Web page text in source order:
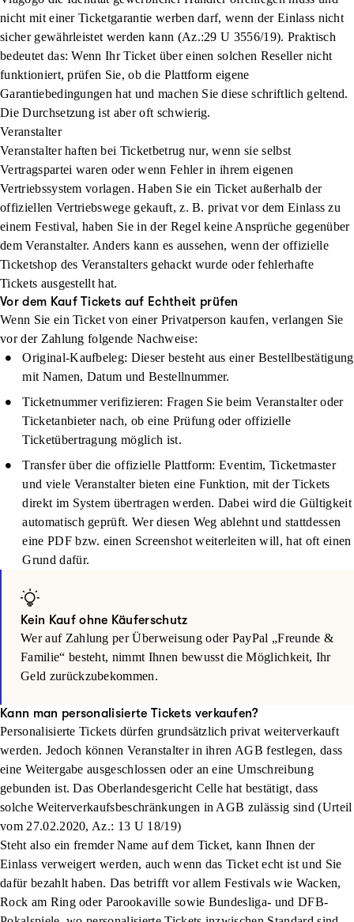
nicht mit einer Ticketgarantie werben darf, wenn der Einlass nicht
sicher gewährleistet werden kann (Az.:29 U 3556/19). Praktisch
bedeutet das: Wenn Ihr Ticket über einen solchen Reseller nicht
funktioniert, prüfen Sie, ob die Plattform eigene
Garantiebedingungen hat und machen Sie diese schriftlich geltend.
Die Durchsetzung ist aber oft schwierig.
Veranstalter
Veranstalter haften bei Ticketbetrug nur, wenn sie selbst
Vertragspartei waren oder wenn Fehler in ihrem eigenen
Vertriebssystem vorlagen. Haben Sie ein Ticket außerhalb der
offiziellen Vertriebswege gekauft, z. B. privat vor dem Einlass zu
einem Festival, haben Sie in der Regel keine Ansprüche gegenüber
dem Veranstalter. Anders kann es aussehen, wenn der offizielle
Ticketshop des Veranstalters gehackt wurde oder fehlerhafte
Tickets ausgestellt hat.
Vor dem Kauf Tickets auf Echtheit prüfen
Wenn Sie ein Ticket von einer Privatperson kaufen, verlangen Sie
vor der Zahlung folgende Nachweise:
Original-Kaufbeleg: Dieser besteht aus einer Bestellbestätigung
mit Namen, Datum und Bestellnummer.
Ticketnummer verifizieren: Fragen Sie beim Veranstalter oder
Ticketanbieter nach, ob eine Prüfung oder offizielle
Ticketübertragung möglich ist.
Transfer über die offizielle Plattform:Eventim, Ticketmaster
und viele Veranstalter bieten eine Funktion, mit der Tickets
direkt im System übertragen werden. Dabei wird die Gültigkeit
automatisch geprüft. Wer diesen Weg ablehnt und stattdessen
eine PDF bzw. einen Screenshot weiterleiten will, hat oft einen
Grund dafür.
Kein Kauf ohne Käuferschutz
Wer auf Zahlung per Überweisung oder PayPal „Freunde &
Familie“ besteht, nimmt Ihnen bewusst die Möglichkeit, Ihr
Geld zurückzubekommen.
Kann man personalisierte Tickets verkaufen?
Personalisierte Tickets dürfen grundsätzlich privat weiterverkauft
werden. Jedoch können Veranstalter in ihren AGB festlegen, dass
eine Weitergabe ausgeschlossen oder an eine Umschreibung
gebunden ist. Das Oberlandesgericht Celle hat bestätigt, dass
solche Weiterverkaufsbeschränkungen in AGB zulässig sind (Urteil
vom 27.02.2020, Az.: 13 U 18/19)
Steht also ein fremder Name auf dem Ticket, kann Ihnen der
Einlass verweigert werden, auch wenn das Ticket echt ist und Sie
dafür bezahlt haben. Das betrifft vor allem Festivals wie Wacken,
Rock am Ring oder Parookaville sowie Bundesliga- und DFB-